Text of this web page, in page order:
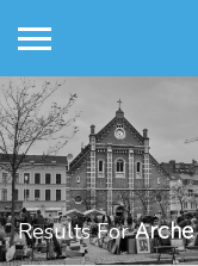
Results ForArche